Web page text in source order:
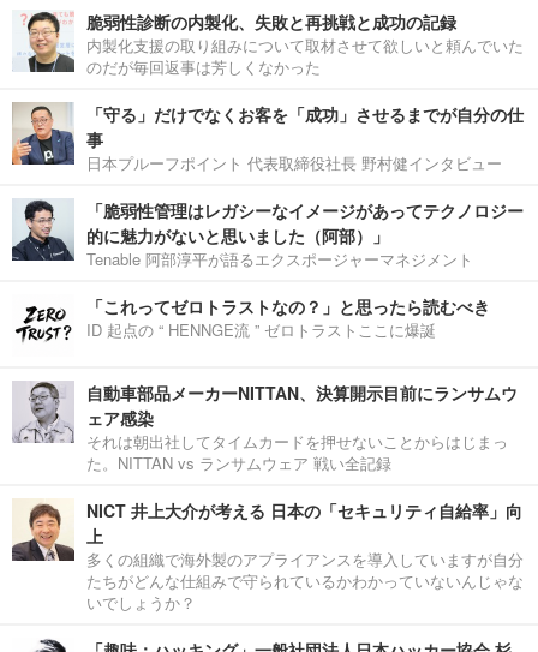
脆弱性診断の内製化、失敗と再挑戦と成功の記録
内製化支援の取り組みについて取材させて欲しいと頼んでいた
のだが毎回返事は芳しくなかった
「守る」だけでなくお客を「成功」させるまでが自分の仕
事
日本プルーフポイント 代表取締役社長 野村健インタビュー
「脆弱性管理はレガシーなイメージがあってテクノロジー
的に魅力がないと思いました（阿部）」
Tenable 阿部淳平が語るエクスポージャーマネジメント
「これってゼロトラストなの？」と思ったら読むべき
ID 起点の “ HENNGE流 ” ゼロトラストここに爆誕
自動車部品メーカーNITTAN、決算開示目前にランサムウ
ェア感染
それは朝出社してタイムカードを押せないことからはじまっ
た。NITTAN vs ランサムウェア 戦い全記録
NICT 井上大介が考える 日本の「セキュリティ自給率」向
上
多くの組織で海外製のアプライアンスを導入していますが自分
たちがどんな仕組みで守られているかわかっていないんじゃな
いでしょうか？